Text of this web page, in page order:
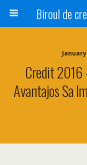
Credit 2016
Avantajos Sa